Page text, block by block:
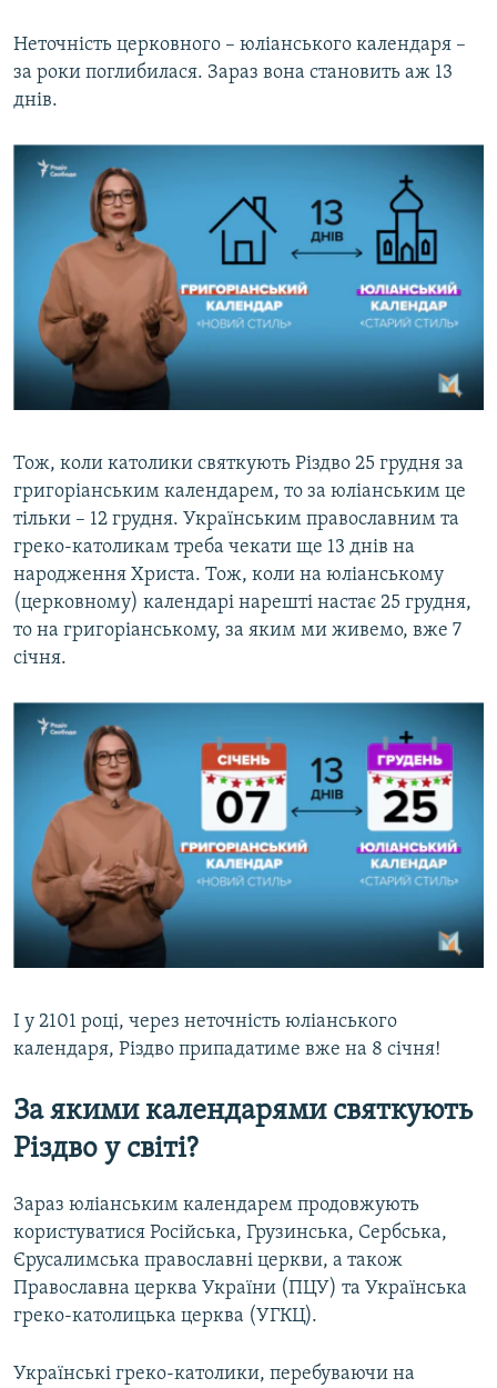
Неточність церковного – юліанського календаря –
за роки поглибилася. Зараз вона становить аж 13
днів.
Тож, коли католики святкують Різдво 25 грудня за
григоріанським календарем, то за юліанським це
тільки – 12 грудня. Українським православним та
греко-католикам треба чекати ще 13 днів на
народження Христа. Тож, коли на юліанському
(церковному) календарі нарешті настає 25 грудня,
то на григоріанському, за яким ми живемо, вже 7
січня.
І у 2101 році, через неточність юліанського
календаря, Різдво припадатиме вже на 8 січня!
За якими календарями святкують
Різдво у світі?
Зараз юліанським календарем продовжують
користуватися Російська, Грузинська, Сербська,
Єрусалимська православні церкви, а також
Православна церква України (ПЦУ) та Українська
греко-католицька церква (УГКЦ).
Українські греко-католики, перебуваючи на